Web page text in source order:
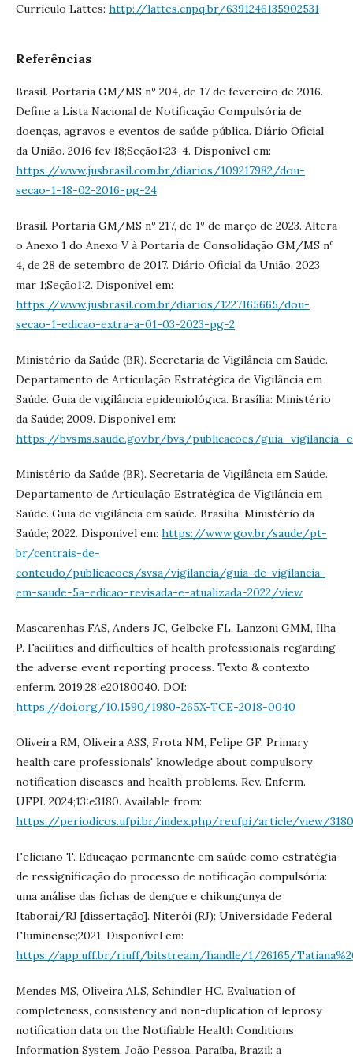
Currículo Lattes: http://lattes.cnpq.br/6391246135902531
Referências
Brasil. Portaria GM/MS nº 204, de 17 de fevereiro de 2016.
Define a Lista Nacional de Notificação Compulsória de
doenças, agravos e eventos de saúde pública. Diário Oficial
da União. 2016 fev 18;Seção1:23-4. Disponível em:
https://www.jusbrasil.com.br/diarios/109217982/dou-
secao-1-18-02-2016-pg-24
Brasil. Portaria GM/MS nº 217, de 1º de março de 2023. Altera
o Anexo 1 do Anexo V à Portaria de Consolidação GM/MS nº
4, de 28 de setembro de 2017. Diário Oficial da União. 2023
mar 1;Seção1:2. Disponível em:
https://www.jusbrasil.com.br/diarios/1227165665/dou-
secao-1-edicao-extra-a-01-03-2023-pg-2
Ministério da Saúde (BR). Secretaria de Vigilância em Saúde.
Departamento de Articulação Estratégica de Vigilância em
Saúde. Guia de vigilância epidemiológica. Brasília: Ministério
da Saúde; 2009. Disponível em:
https://bvsms.saude.gov.br/bvs/publicacoes/
Ministério da Saúde (BR). Secretaria de Vigilância em Saúde.
Departamento de Articulação Estratégica de Vigilância em
Saúde. Guia de vigilância em saúde. Brasília: Ministério da
Saúde; 2022. Disponível em: https://www.gov.br/saude/pt-
br/centrais-de-
conteudo/publicacoes/svsa/vigilancia/guia-de-vigilancia-
em-saude-5a-edicao-revisada-e-atualizada-2022/view
Mascarenhas FAS, Anders JC, Gelbcke FL, Lanzoni GMM, Ilha
P. Facilities and difficulties of health professionals regarding
the adverse event reporting process. Texto & contexto
enferm. 2019;28:e20180040. DOI:
https://doi.org/10.1590/1980-265X-TCE-2018-0040
Oliveira RM, Oliveira ASS, Frota NM, Felipe GF. Primary
health care professionals' knowledge about compulsory
notification diseases and health problems. Rev. Enferm.
UFPI. 2024;13:e3180. Available from:
https://periodicos.ufpi.br/index.php/reufpi/article/view/3180
Feliciano T. Educação permanente em saúde como estratégia
de ressignificação do processo de notificação compulsória:
uma análise das fichas de dengue e chikungunya de
Itaboraí/RJ [dissertação]. Niterói (RJ): Universidade Federal
Fluminense;2021. Disponível em:
https://app.uff.br/riuff/bitstream/handle/1/26165/
Mendes MS, Oliveira ALS, Schindler HC. Evaluation of
completeness, consistency and non-duplication of leprosy
notification data on the Notifiable Health Conditions
Information System, João Pessoa, Paraíba, Brazil: a